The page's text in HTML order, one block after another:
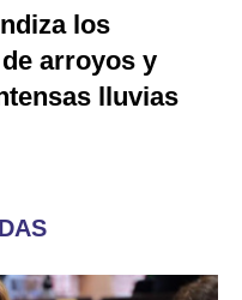
los
arroyos y
lluvias